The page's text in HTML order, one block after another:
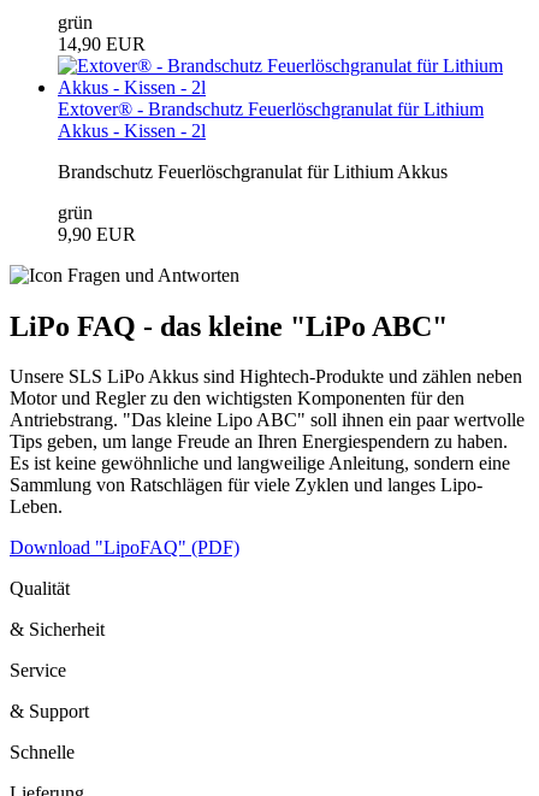
grün
14,90 EUR
Extover® - Brandschutz Feuerlöschgranulat für Lithium
Akkus - Kissen - 2l
Brandschutz Feuerlöschgranulat für Lithium Akkus
grün
9,90 EUR
LiPo FAQ - das kleine "LiPo ABC"
Unsere SLS LiPo Akkus sind Hightech-Produkte und zählen neben
Motor und Regler zu den wichtigsten Komponenten für den
Antriebstrang. "Das kleine Lipo ABC" soll ihnen ein paar wertvolle
Tips geben, um lange Freude an Ihren Energiespendern zu haben.
Es ist keine gewöhnliche und langweilige Anleitung, sondern eine
Sammlung von Ratschlägen für viele Zyklen und langes Lipo-
Leben.
Download "LipoFAQ" (PDF)
Qualität
& Sicherheit
Service
& Support
Schnelle